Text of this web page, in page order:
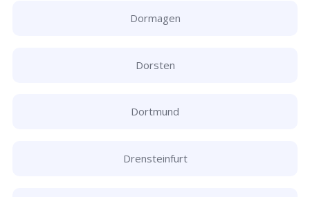
Dormagen
Dorsten
Dortmund
Drensteinfurt